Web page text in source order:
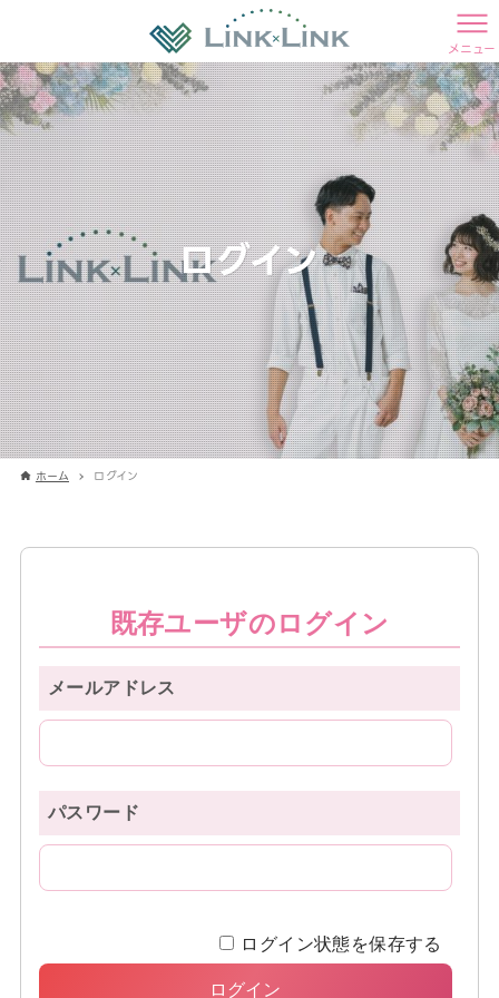
メニュー
ログイン
ホーム ログイン
既存ユーザのログイン
メールアドレス
パスワード
ログイン状態を保存する